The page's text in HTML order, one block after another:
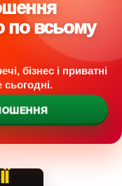
по всьому
бізнес і приватні